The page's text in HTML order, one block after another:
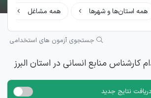
همه استان‌ها و شهرها همه مشاغل
جستجوی آزمون های استخدامی
کارشناس منابع انسانی در استان البرز
نتایج جدید